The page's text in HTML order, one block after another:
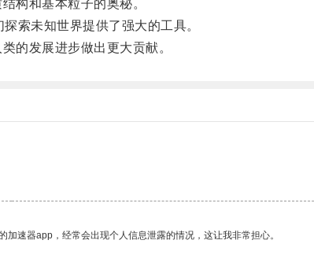
构和基本粒子的奥秘。
索未知世界提供了强大的工具。
的发展进步做出更大贡献。
速器app，经常会出现个人信息泄露的情况，这让我非常担心。